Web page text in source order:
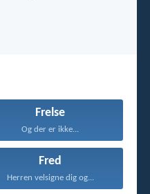
Frelse
Og der er ikke...
Fred
Herren velsigne dig og...